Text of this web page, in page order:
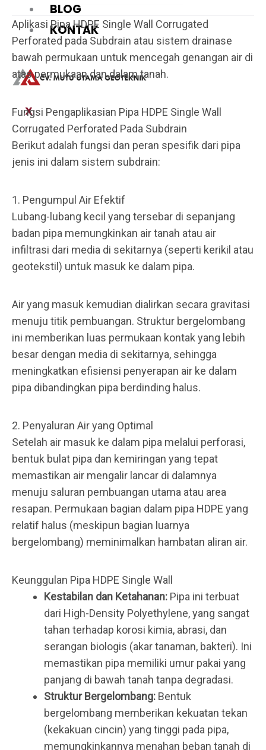
BLOG
KONTAK
X
Aplikasi Pipa HDPE Single Wall Corrugated
Perforated pada Subdrain atau sistem drainase
bawah permukaan untuk mencegah genangan air di
atas permukaan dan dalam tanah.
Fungsi Pengaplikasian Pipa HDPE Single Wall
Corrugated Perforated Pada Subdrain
Berikut adalah fungsi dan peran spesifik dari pipa
jenis ini dalam sistem subdrain:
1. Pengumpul Air Efektif
Lubang-lubang kecil yang tersebar di sepanjang
badan pipa memungkinkan air tanah atau air
infiltrasi dari media di sekitarnya (seperti kerikil atau
geotekstil) untuk masuk ke dalam pipa.
Air yang masuk kemudian dialirkan secara gravitasi
menuju titik pembuangan. Struktur bergelombang
ini memberikan luas permukaan kontak yang lebih
besar dengan media di sekitarnya, sehingga
meningkatkan efisiensi penyerapan air ke dalam
pipa dibandingkan pipa berdinding halus.
2. Penyaluran Air yang Optimal
Setelah air masuk ke dalam pipa melalui perforasi,
bentuk bulat pipa dan kemiringan yang tepat
memastikan air mengalir lancar di dalamnya
menuju saluran pembuangan utama atau area
resapan. Permukaan bagian dalam pipa HDPE yang
relatif halus (meskipun bagian luarnya
bergelombang) meminimalkan hambatan aliran air.
Keunggulan Pipa HDPE Single Wall
Kestabilan dan Ketahanan: Pipa ini terbuat
dari High-Density Polyethylene, yang sangat
tahan terhadap korosi kimia, abrasi, dan
serangan biologis (akar tanaman, bakteri). Ini
memastikan pipa memiliki umur pakai yang
panjang di bawah tanah tanpa degradasi.
Struktur Bergelombang: Bentuk
bergelombang memberikan kekuatan tekan
(kekakuan cincin) yang tinggi pada pipa,
memungkinkannya menahan beban tanah di